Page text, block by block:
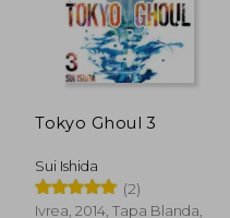
Tokyo Ghoul 3
Sui Ishida
(2)
Ivrea, 2014, Tapa Blanda,